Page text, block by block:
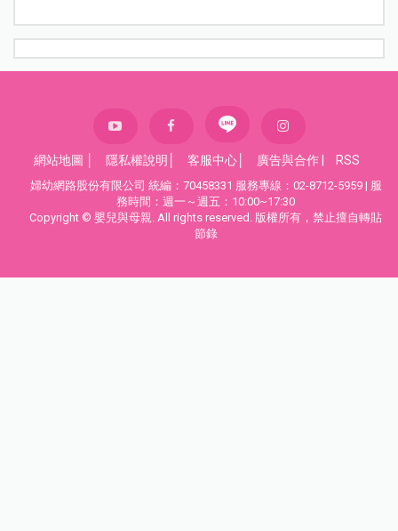
網站地圖 隱私權說明 客服中心 廣告與合作| RSS
婦幼網路股份有限公司 統編：70458331 服務專線：02-8712-5959 | 服
務時間：週一～週五：10:00~17:30
Copyright © 嬰兒與母親. All rights reserved. 版權所有，禁止擅自轉貼
節錄